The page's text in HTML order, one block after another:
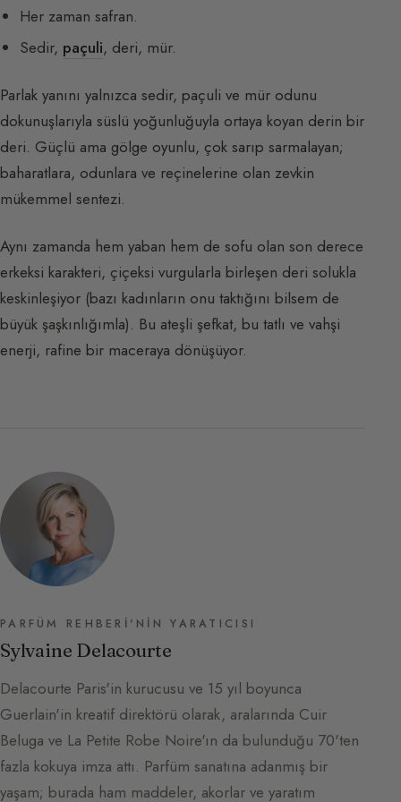
Her zaman safran.
Sedir, paçuli, deri, mür.
Parlak yanını yalnızca sedir, paçuli ve mür odunu
dokunuşlarıyla süslü yoğunluğuyla ortaya koyan derin bir
deri. Güçlü ama gölge oyunlu, çok sarıp sarmalayan;
baharatlara, odunlara ve reçinelerine olan zevkin
mükemmel sentezi.
Aynı zamanda hem yaban hem de sofu olan son derece
erkeksi karakteri, çiçeksi vurgularla birleşen deri solukla
keskinleşiyor (bazı kadınların onu taktığını bilsem de
büyük şaşkınlığımla). Bu ateşli şefkat, bu tatlı ve vahşi
enerji, rafine bir maceraya dönüşüyor.
PARFÜM REHBERI'NIN YARATICISI
Sylvaine Delacourte
Delacourte Paris'in kurucusu ve 15 yıl boyunca
Guerlain'in kreatif direktörü olarak, aralarında Cuir
Beluga ve La Petite Robe Noire'ın da bulunduğu 70'ten
fazla kokuya imza attı. Parfüm sanatına adanmış bir
yaşam; burada ham maddeler, akorlar ve yaratım